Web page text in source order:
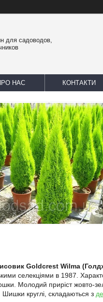
для садоводов,
НАС КОНТАКТИ
Goldcrest Wilma
селекціями в 1987.
Молодий приріст жовто-
круглі, складаються з